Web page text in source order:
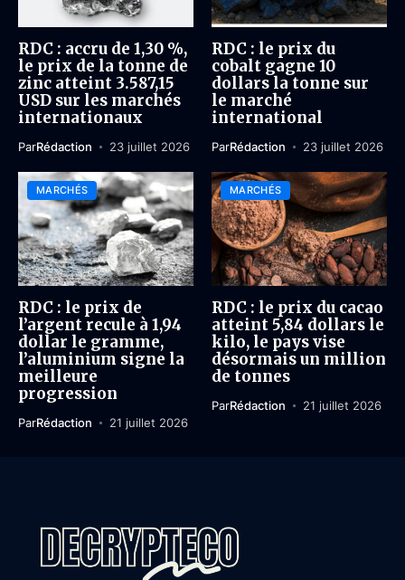
RDC : accru de 1,30 %,
le prix de la tonne de
zinc atteint 3.587,15
USD sur les marchés
internationaux
ParRédaction 23 juillet 2026
RDC : le prix du
cobalt gagne 10
dollars la tonne sur
le marché
international
ParRédaction 23 juillet 2026
MARCHÉS
RDC : le prix de
l’argent recule à 1,94
dollar le gramme,
l’aluminium signe la
meilleure
progression
ParRédaction 21 juillet 2026
MARCHÉS
RDC : le prix du cacao
atteint 5,84 dollars le
kilo, le pays vise
désormais un million
de tonnes
ParRédaction 21 juillet 2026